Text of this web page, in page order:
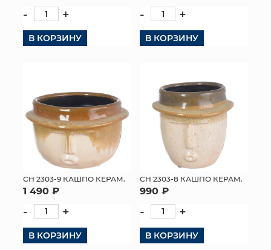
- +
В КОРЗИНУ
- +
В КОРЗИНУ
СН 2303-9 КАШПО КЕРАМ.
1 490 ₽
- +
В КОРЗИНУ
СН 2303-8 КАШПО КЕРАМ.
990 ₽
- +
В КОРЗИНУ